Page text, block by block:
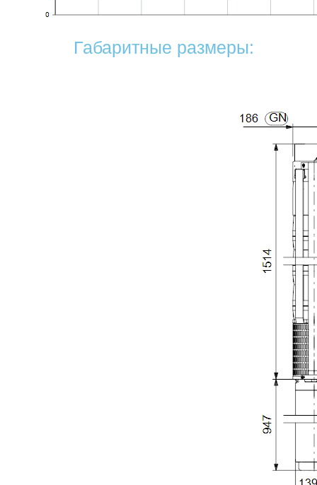
Габаритные размеры: